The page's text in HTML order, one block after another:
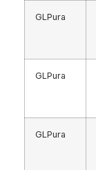
GLPura
GLPura
GLPura